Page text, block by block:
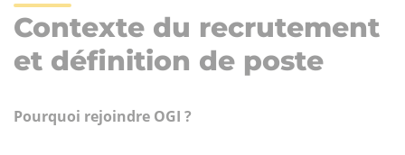
Contexte du recrutement
et définition de poste
Pourquoi rejoindre OGI ?